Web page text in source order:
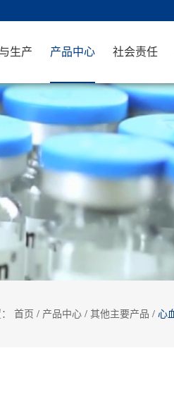
生产 产品中心 社会责任
首页 / 产品中心 / 其他主要产品 / 心